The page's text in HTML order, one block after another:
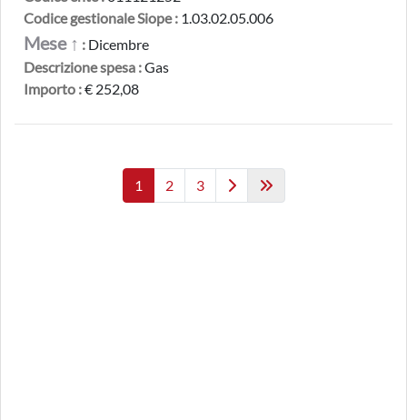
Codice gestionale Siope : 1.03.02.05.006
Mese ↑ : Dicembre
Descrizione spesa :Gas
Importo :€ 252,08
1 2 3